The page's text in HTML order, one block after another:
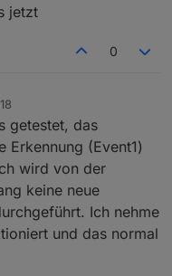
jetzt
0
getestet, das
(Event1)
wird von der
keine neue
Ich nehme
und das normal